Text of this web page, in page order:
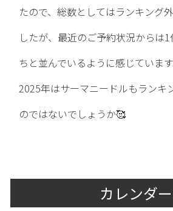
たので、総数としてはランキング
したが、最近のご予約状況からは
ちと並んでいるように感じています
2025年はサーマニードルもランキ
のではないでしょうか🥰
カレンダー